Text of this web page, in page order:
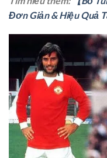
Đơn Giản & Hiệu Quả